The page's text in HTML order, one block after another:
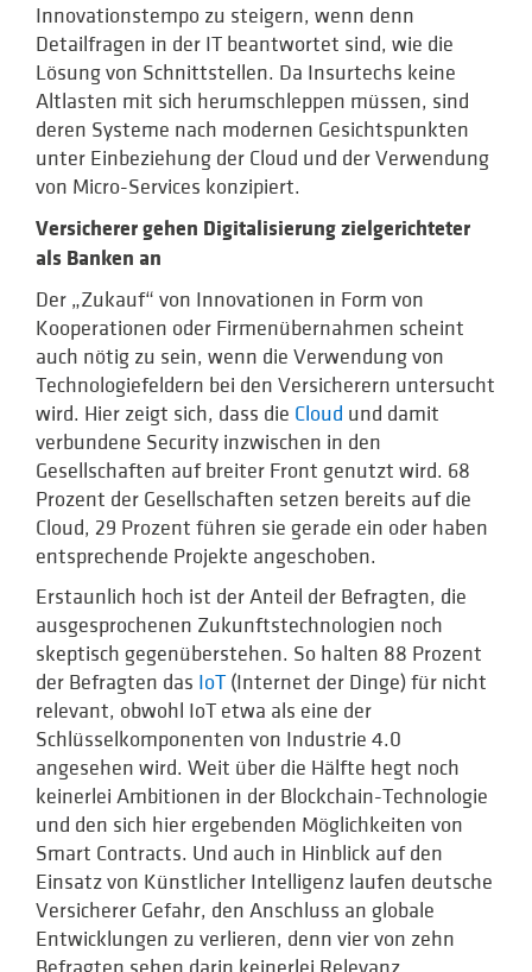
Innovationstempo zu steigern, wenn denn
Detailfragen in der IT beantwortet sind, wie die
Lösung von Schnittstellen. Da Insurtechs keine
Altlasten mit sich herumschleppen müssen, sind
deren Systeme nach modernen Gesichtspunkten
unter Einbeziehung der Cloud und der Verwendung
von Micro-Services konzipiert.
Versicherer gehen Digitalisierung zielgerichteter
als Banken an
Der „Zukauf“ von Innovationen in Form von
Kooperationen oder Firmenübernahmen scheint
auch nötig zu sein, wenn die Verwendung von
Technologiefeldern bei den Versicherern untersucht
wird. Hier zeigt sich, dass die Cloud und damit
verbundene Security inzwischen in den
Gesellschaften auf breiter Front genutzt wird. 68
Prozent der Gesellschaften setzen bereits auf die
Cloud, 29 Prozent führen sie gerade ein oder haben
entsprechende Projekte angeschoben.
Erstaunlich hoch ist der Anteil der Befragten, die
ausgesprochenen Zukunftstechnologien noch
skeptisch gegenüberstehen. So halten 88 Prozent
der Befragten das IoT (Internet der Dinge) für nicht
relevant, obwohl IoT etwa als eine der
Schlüsselkomponenten von Industrie 4.0
angesehen wird. Weit über die Hälfte hegt noch
keinerlei Ambitionen in der Blockchain-Technologie
und den sich hier ergebenden Möglichkeiten von
Smart Contracts. Und auch in Hinblick auf den
Einsatz von Künstlicher Intelligenz laufen deutsche
Versicherer Gefahr, den Anschluss an globale
Entwicklungen zu verlieren, denn vier von zehn